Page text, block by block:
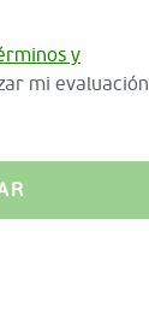
y
mi evaluación